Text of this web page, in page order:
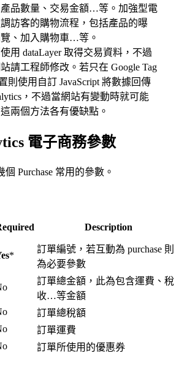
品數量、交易金額…等。加強型電
訪客的購物流程，包括產品的曝
、加入購物車…等。
用 dataLayer 取得交易資料，不過
請工程師修改。若只在 Google Tag
則使用自訂 JavaScript 將數據回傳
，不過當網站有變動時就可能
兩個方法各有優缺點。
電子商務參數
個 Purchase 常用的參數。
Description
*
訂單編號，若互動為 purchase 則
為必要參數
訂單總金額，此為包含運費、稅
收…等金額
訂單總稅額
訂單運費
訂單所使用的優惠券